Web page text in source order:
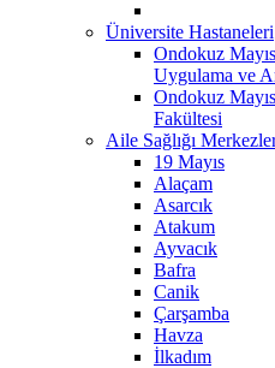
Üniversite Hastaneleri
Ondokuz
Uygulama ve
Ondokuz
Fakültesi
Aile Sağlığı
19 Mayıs
Alaçam
Asarcık
Atakum
Ayvacık
Bafra
Canik
Çarşamba
Havza
İlkadım